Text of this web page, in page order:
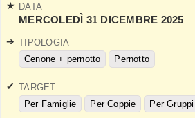
DATA
MERCOLEDÌ 31 DICEMBRE 2025
TIPOLOGIA
Cenone + pernotto
Pernotto
TARGET
Per Famiglie
Per Coppie Per Gruppi